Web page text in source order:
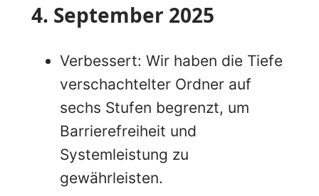
4. September 2025
Verbessert: Wir haben die Tiefe
verschachtelter Ordner auf
sechs Stufen begrenzt, um
Barrierefreiheit und
Systemleistung zu
gewährleisten.